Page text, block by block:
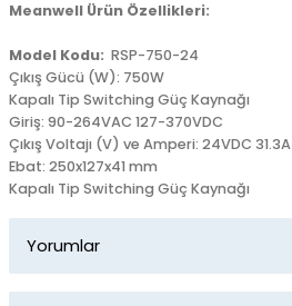
Meanwell Ürün Özellikleri:
Model Kodu: RSP-750-24
Çıkış Gücü (W): 750W
Kapalı Tip Switching Güç Kaynağı
Giriş: 90-264VAC 127-370VDC
Çıkış Voltajı (V) ve Amperi: 24VDC 31.3A
Ebat: 250x127x41 mm
Kapalı Tip Switching Güç Kaynağı
Yorumlar